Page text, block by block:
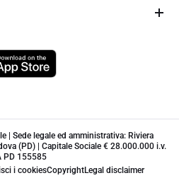
| Sede legale ed amministrativa: Riviera
(PD) | Capitale Sociale € 28.000.000 i.v.
PD 155585
i cookiesCopyrightLegal disclaimer